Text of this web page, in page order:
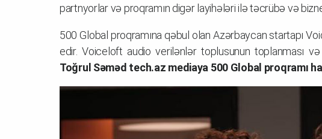
partnyorlar və proqramın digər layihələri ilə təcrübə və
500 Global proqramına qəbul olan Azərbaycan startapı
edir. Voiceloft audio verilənlər toplusunun toplanması və
Toğrul Səməd tech.az mediaya 500 Global proqramı